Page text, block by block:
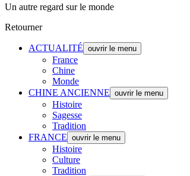
Un autre regard sur le monde
Retourner
ACTUALITÉ ouvrir le menu
France
Chine
Monde
CHINE ANCIENNE ouvrir le menu
Histoire
Sagesse
Tradition
FRANCE ouvrir le menu
Histoire
Culture
Tradition